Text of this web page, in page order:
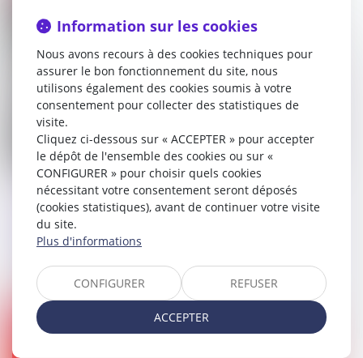
Proposition de loi visant à renforcer
l'autorité de la justice à l'égard des
mineurs délinquants et de leurs
parents
Droit pénal
Information sur les cookies
Nous avons recours à des cookies techniques pour
assurer le bon fonctionnement du site, nous
utilisons également des cookies soumis à votre
consentement pour collecter des statistiques de
visite.
Cliquez ci-dessous sur « ACCEPTER » pour accepter
le dépôt de l'ensemble des cookies ou sur «
CONFIGURER » pour choisir quels cookies
nécessitant votre consentement seront déposés
(cookies statistiques), avant de continuer votre visite
du site.
Plus d'informations
CONFIGURER REFUSER
ACCEPTER